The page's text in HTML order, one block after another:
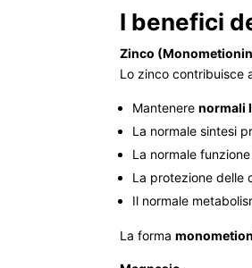
I benefici
Zinco
Lo zinco contribuisce
Mantenerenormali
La normale sintesi
La normale
La protezione delle
Il normale
La forma